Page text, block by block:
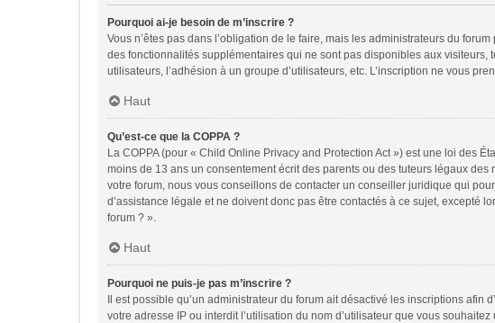
Pourquoi ai-je besoin de m’inscrire ?
Vous n’êtes pas dans l’obligation de le faire, mais les administrateurs du
des fonctionnalités supplémentaires qui ne sont pas disponibles aux visiteurs,
utilisateurs, l’adhésion à un groupe d’utilisateurs, etc. L’inscription ne vous
Haut
Qu’est-ce que la COPPA ?
La COPPA (pour « Child Online Privacy and Protection Act ») est une loi des
moins de 13 ans un consentement écrit des parents ou des tuteurs légaux
votre forum, nous vous conseillons de contacter un conseiller juridique qui
d’assistance légale et ne doivent donc pas être contactés à ce sujet, excepté
forum ? ».
Haut
Pourquoi ne puis-je pas m’inscrire ?
Il est possible qu’un administrateur du forum ait désactivé les inscriptions
votre adresse IP ou interdit l’utilisation du nom d’utilisateur que vous